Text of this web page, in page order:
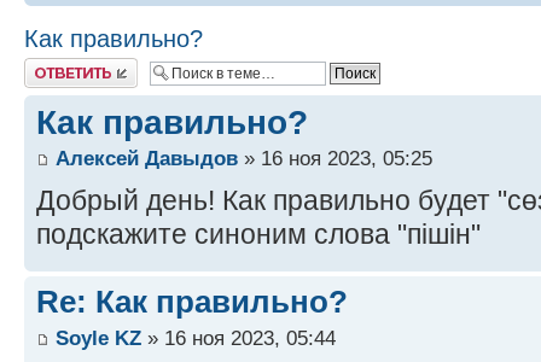
Как правильно?
Ответить
Как правильно?
Алексей Давыдов » 16 ноя 2023, 05:25
Добрый день! Как правильно будет
подскажите синоним слова "пішін"
Re: Как правильно?
Soyle KZ » 16 ноя 2023, 05:44